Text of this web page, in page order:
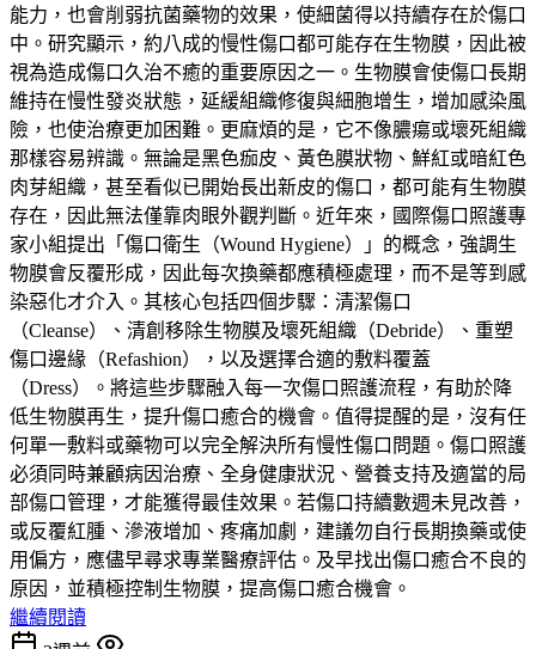
能力，也會削弱抗菌藥物的效果，使細菌得以持續存在於傷口
中。研究顯示，約八成的慢性傷口都可能存在生物膜，因此被
視為造成傷口久治不癒的重要原因之一。生物膜會使傷口長期
維持在慢性發炎狀態，延緩組織修復與細胞增生，增加感染風
險，也使治療更加困難。更麻煩的是，它不像膿瘍或壞死組織
那樣容易辨識。無論是黑色痂皮、黃色膜狀物、鮮紅或暗紅色
肉芽組織，甚至看似已開始長出新皮的傷口，都可能有生物膜
存在，因此無法僅靠肉眼外觀判斷。近年來，國際傷口照護專
家小組提出「傷口衛生（Wound Hygiene）」的概念，強調生
物膜會反覆形成，因此每次換藥都應積極處理，而不是等到感
染惡化才介入。其核心包括四個步驟：清潔傷口
（Cleanse）、清創移除生物膜及壞死組織（Debride）、重塑
傷口邊緣（Refashion），以及選擇合適的敷料覆蓋
（Dress）。將這些步驟融入每一次傷口照護流程，有助於降
低生物膜再生，提升傷口癒合的機會。值得提醒的是，沒有任
何單一敷料或藥物可以完全解決所有慢性傷口問題。傷口照護
必須同時兼顧病因治療、全身健康狀況、營養支持及適當的局
部傷口管理，才能獲得最佳效果。若傷口持續數週未見改善，
或反覆紅腫、滲液增加、疼痛加劇，建議勿自行長期換藥或使
用偏方，應儘早尋求專業醫療評估。及早找出傷口癒合不良的
原因，並積極控制生物膜，提高傷口癒合機會。
繼續閱讀